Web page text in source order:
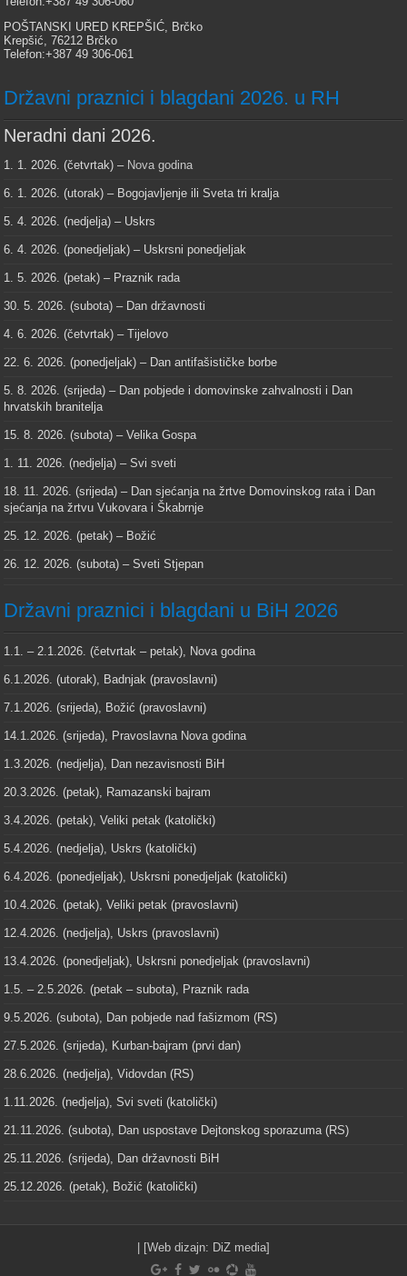
POŠTANSKI URED KREPŠIĆ, Brčko
Krepšić, 76212 Brčko
Telefon:+387 49 306-061
Državni praznici i blagdani 2026. u RH
Neradni dani 2026.
1. 1. 2026. (četvrtak) – Nova godina
6. 1. 2026. (utorak) – Bogojavljenje ili Sveta tri kralja
5. 4. 2026. (nedjelja) – Uskrs
6. 4. 2026. (ponedjeljak) – Uskrsni ponedjeljak
1. 5. 2026. (petak) – Praznik rada
30. 5. 2026. (subota) – Dan državnosti
4. 6. 2026. (četvrtak) – Tijelovo
22. 6. 2026. (ponedjeljak) – Dan antifašističke borbe
5. 8. 2026. (srijeda) – Dan pobjede i domovinske zahvalnosti i Dan
hrvatskih branitelja
15. 8. 2026. (subota) – Velika Gospa
1. 11. 2026. (nedjelja) – Svi sveti
18. 11. 2026. (srijeda) – Dan sjećanja na žrtve Domovinskog rata i Dan
sjećanja na žrtvu Vukovara i Škabrnje
25. 12. 2026. (petak) – Božić
26. 12. 2026. (subota) – Sveti Stjepan
Državni praznici i blagdani u BiH 2026
1.1. – 2.1.2026. (četvrtak – petak), Nova godina
6.1.2026. (utorak), Badnjak (pravoslavni)
7.1.2026. (srijeda), Božić (pravoslavni)
14.1.2026. (srijeda), Pravoslavna Nova godina
1.3.2026. (nedjelja), Dan nezavisnosti BiH
20.3.2026. (petak), Ramazanski bajram
3.4.2026. (petak), Veliki petak (katolički)
5.4.2026. (nedjelja), Uskrs (katolički)
6.4.2026. (ponedjeljak), Uskrsni ponedjeljak (katolički)
10.4.2026. (petak), Veliki petak (pravoslavni)
12.4.2026. (nedjelja), Uskrs (pravoslavni)
13.4.2026. (ponedjeljak), Uskrsni ponedjeljak (pravoslavni)
1.5. – 2.5.2026. (petak – subota), Praznik rada
9.5.2026. (subota), Dan pobjede nad fašizmom (RS)
27.5.2026. (srijeda), Kurban-bajram (prvi dan)
28.6.2026. (nedjelja), Vidovdan (RS)
1.11.2026. (nedjelja), Svi sveti (katolički)
21.11.2026. (subota), Dan uspostave Dejtonskog sporazuma (RS)
25.11.2026. (srijeda), Dan državnosti BiH
25.12.2026. (petak), Božić (katolički)
| [Web dizajn: DiZ media]